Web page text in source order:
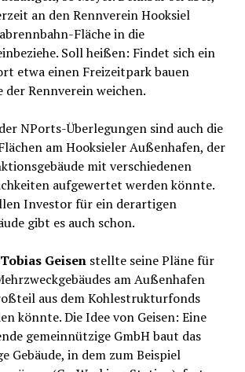
an den Rennverein Hooksiel
Fläche in die
Soll heißen: Findet sich ein
etwa einen Freizeitpark bauen
der Rennverein weichen.
NPorts-Überlegungen sind auch die
am Hooksieler Außenhafen, der
mit verschiedenen
aufgewertet werden könnte.
Investor für ein derartigen
gibt es auch schon.
Tobias Geisenstellte seine Pläne für
am Außenhafen
aus dem Kohlestrukturfonds
könnte. Die Idee von Geisen: Eine
gemeinnützige GmbH baut das
Gebäude, in dem zum Beispiel